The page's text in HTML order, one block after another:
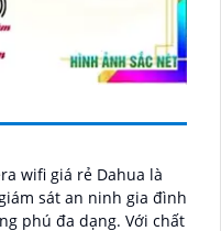
wifi giá rẻ Dahua là
sát an ninh gia đình
đa dạng. Với chất